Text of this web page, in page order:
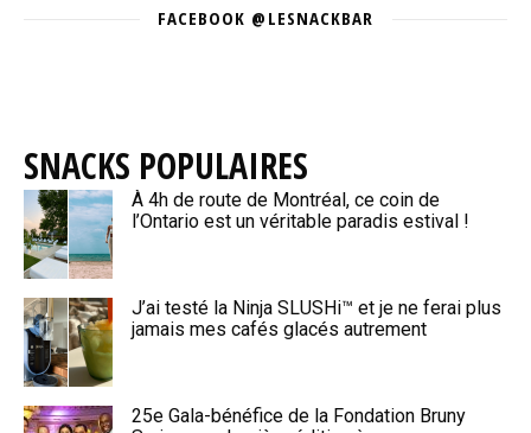
FACEBOOK @LESNACKBAR
SNACKS POPULAIRES
À 4h de route de Montréal, ce coin de
l’Ontario est un véritable paradis estival !
J’ai testé la Ninja SLUSHi™ et je ne ferai plus
jamais mes cafés glacés autrement
25e Gala-bénéfice de la Fondation Bruny